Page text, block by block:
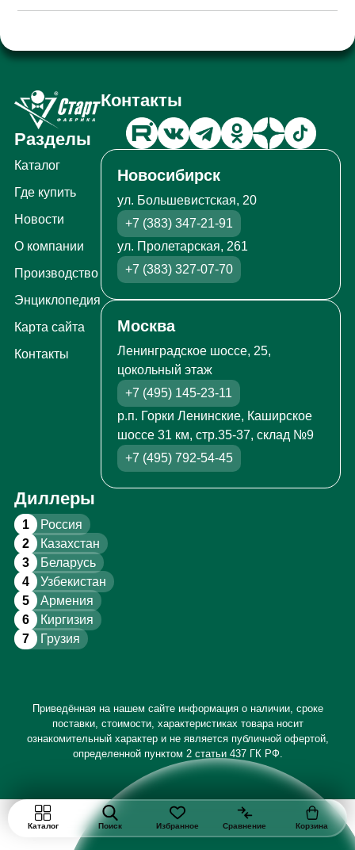
Разделы
Каталог
Где купить
Новости
О компании
Производство
Энциклопедия
Карта сайта
Контакты
Контакты
Новосибирск
ул. Большевистская, 20
+7 (383) 347-21-91
ул. Пролетарская, 261
+7 (383) 327-07-70
Москва
Ленинградское шоссе, 25,
цокольный этаж
+7 (495) 145-23-11
р.п. Горки Ленинские, Каширское
шоссе 31 км, стр.35-37, склад №9
+7 (495) 792-54-45
Диллеры
1 Россия
2 Казахстан
3 Беларусь
4 Узбекистан
5 Армения
6 Киргизия
7 Грузия
Приведённая на нашем сайте информация о наличии, сроке
поставки, стоимости, характеристиках товара носит
ознакомительный характер и не является публичной офертой,
определенной пунктом 2 статьи 437 ГК РФ.
Каталог Поиск Избранное Сравнение Корзина